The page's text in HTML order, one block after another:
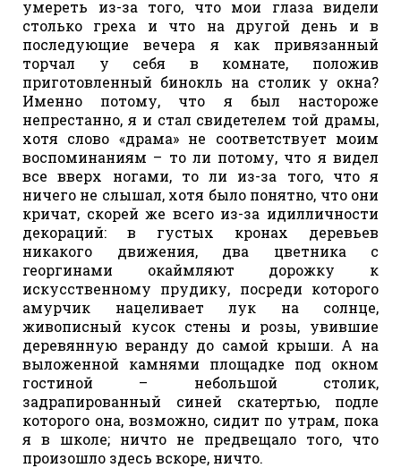
умереть из-за того, что мои глаза видели
столько греха и что на другой день и в
последующие вечера я как привязанный
торчал у себя в комнате, положив
приготовленный бинокль на столик у окна?
Именно потому, что я был настороже
непрестанно, я и стал свидетелем той драмы,
хотя слово «драма» не соответствует моим
воспоминаниям – то ли потому, что я видел
все вверх ногами, то ли из-за того, что я
ничего не слышал, хотя было понятно, что они
кричат, скорей же всего из-за идилличности
декораций: в густых кронах деревьев
никакого движения, два цветника с
георгинами окаймляют дорожку к
искусственному прудику, посреди которого
амурчик нацеливает лук на солнце,
живописный кусок стены и розы, увившие
деревянную веранду до самой крыши. А на
выложенной камнями площадке под окном
гостиной – небольшой столик,
задрапированный синей скатертью, подле
которого она, возможно, сидит по утрам, пока
я в школе; ничто не предвещало того, что
произошло здесь вскоре, ничто.